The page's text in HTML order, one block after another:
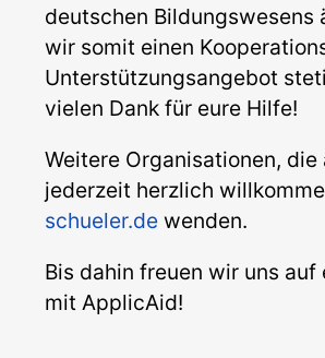
deutschen Bildungswesens
wir somit einen
Unterstützungsangebot
vielen Dank für eure Hilfe!
Weitere Organisationen,
jederzeit herzlich
schueler.dewenden.
Bis dahin freuen wir uns
mit ApplicAid!